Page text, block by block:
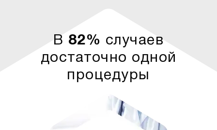
В 82% случаев
достаточно одной
процедуры